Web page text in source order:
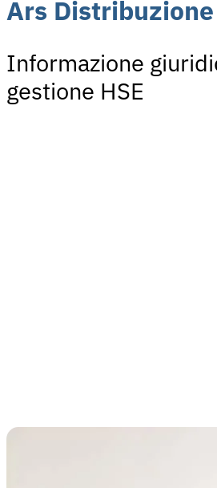
Ars Distribuzione
Informazione
gestione HSE